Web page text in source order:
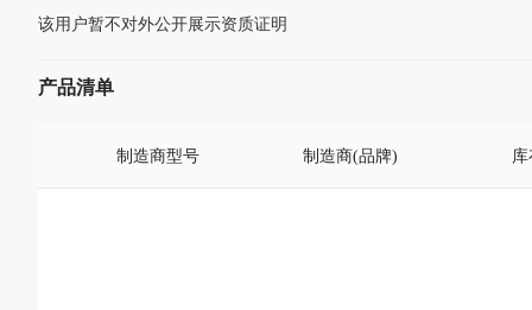
该用户暂不对外公开展示资质证明
产品清单
制造商型号 制造商(品牌)